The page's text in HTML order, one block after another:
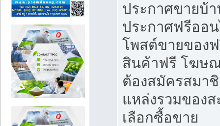
ประกาศขายบ้
ประกาศฟรีออ
โพสต์ขายของ
สินค้าฟรี โฆษ
ต้องสมัครสมา
แหล่งรวมของ
เลือกซื้อขาย